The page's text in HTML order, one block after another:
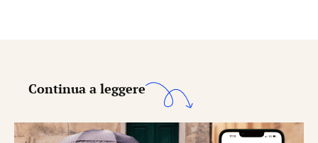
Continua a leggere